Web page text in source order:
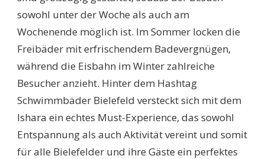
sowohl unter der Woche als auch am
Wochenende möglich ist. Im Sommer locken die
Freibäder mit erfrischendem Badevergnügen,
während die Eisbahn im Winter zahlreiche
Besucher anzieht. Hinter dem Hashtag
Schwimmbäder Bielefeld versteckt sich mit dem
Ishara ein echtes Must-Experience, das sowohl
Entspannung als auch Aktivität vereint und somit
für alle Bielefelder und ihre Gäste ein perfektes